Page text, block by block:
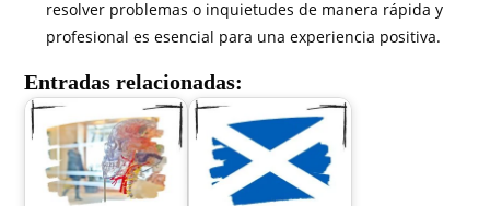
resolver problemas o inquietudes de manera rápida y
profesional es esencial para una experiencia positiva.
Entradas relacionadas: